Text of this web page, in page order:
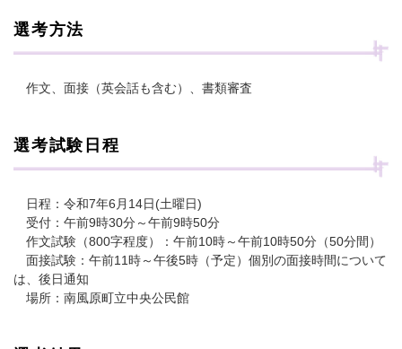
選考方法
作文、面接（英会話も含む）、書類審査
選考試験日程
日程：令和7年6月14日(土曜日)
受付：午前9時30分～午前9時50分
作文試験（800字程度）：午前10時～午前10時50分（50分間）
面接試験：午前11時～午後5時（予定）個別の面接時間について
は、後日通知
場所：南風原町立中央公民館